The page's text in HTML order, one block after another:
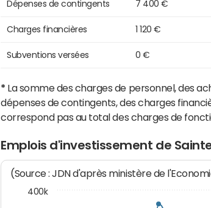
Dépenses de contingents 7 400 €
Charges financières 1 120 €
Subventions versées 0 €
* La somme des charges de personnel, des
dépenses de contingents, des charges
correspond pas au total des charges de
Emplois d'investissement de
(Source : JDN d'après ministère de
400k